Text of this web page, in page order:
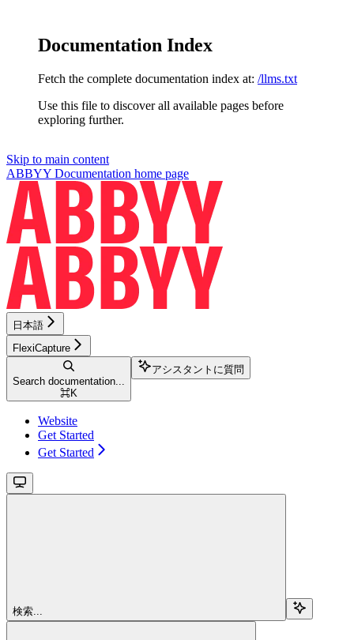
Documentation Index
Fetch the complete documentation index at: /llms.txt
Use this file to discover all available pages before
exploring further.
Skip to main content
ABBYY Documentation home page
日本語
FlexiCapture
Search documentation...
⌘K
アシスタントに質問
Website
Get Started
Get Started
検索...